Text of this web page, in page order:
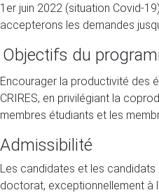
1er juin 2022 (situation Covid-
accepterons les demandes
Objectifs du
Encourager la productivité des
CRIRES, en privilégiant la
membres étudiants et les
Admissibilité
Les candidates et les
doctorat, exceptionnellement à